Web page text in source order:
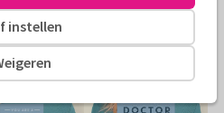
kaart
instellen